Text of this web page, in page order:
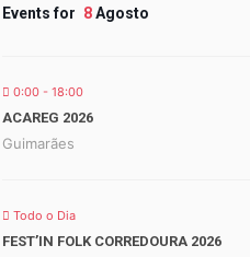
Events for 8Agosto
0:00 - 18:00
ACAREG 2026
Guimarães
Todo o Dia
FEST’IN FOLK CORREDOURA 2026